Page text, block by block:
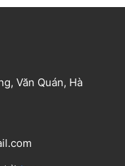
Văn Quán, Hà